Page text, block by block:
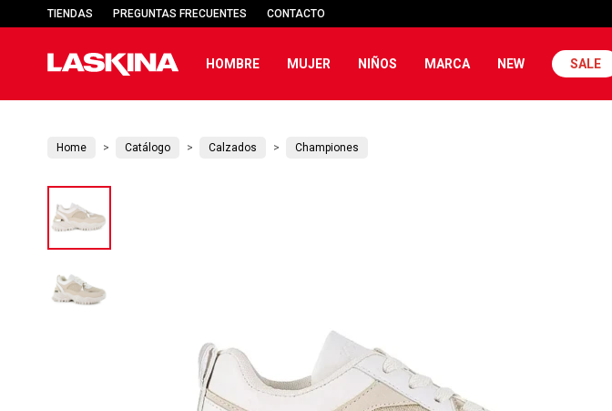
HOMBRE MUJER NIÑOS MARCA NEW SALE
TIENDAS PREGUNTAS FRECUENTES CONTACTO
Home Catálogo Calzados Championes